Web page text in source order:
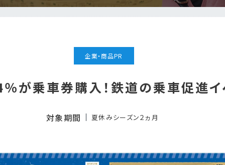
企業・商品PR
が乗車券購入！鉄道の乗車促進イ
対象期間 夏休みシーズン２ヵ月